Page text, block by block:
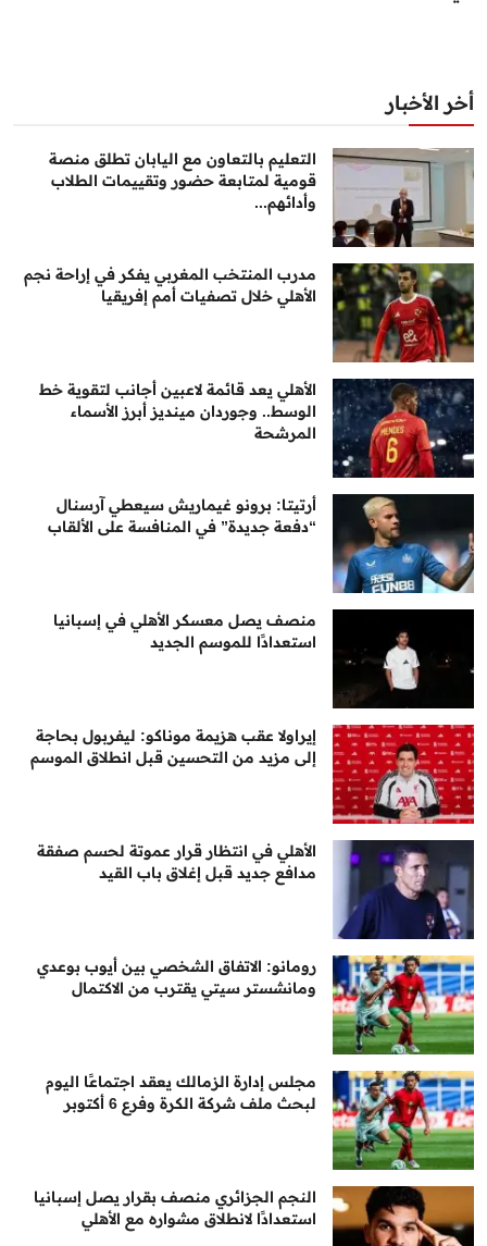
أخر الأخبار
التعليم بالتعاون مع اليابان تطلق منصة
قومية لمتابعة حضور وتقييمات الطلاب
وأدائهم...
مدرب المنتخب المغربي يفكر في إراحة نجم
الأهلي خلال تصفيات أمم إفريقيا
الأهلي يعد قائمة لاعبين أجانب لتقوية خط
الوسط.. وجوردان مينديز أبرز الأسماء
المرشحة
أرتيتا: برونو غيماريش سيعطي آرسنال
“دفعة جديدة” في المنافسة على الألقاب
منصف يصل معسكر الأهلي في إسبانيا
استعدادًا للموسم الجديد
إيراولا عقب هزيمة موناكو: ليفربول بحاجة
إلى مزيد من التحسين قبل انطلاق الموسم
الأهلي في انتظار قرار عموتة لحسم صفقة
مدافع جديد قبل إغلاق باب القيد
رومانو: الاتفاق الشخصي بين أيوب بوعدي
ومانشستر سيتي يقترب من الاكتمال
مجلس إدارة الزمالك يعقد اجتماعًا اليوم
لبحث ملف شركة الكرة وفرع 6 أكتوبر
النجم الجزائري منصف بقرار يصل إسبانيا
استعدادًا لانطلاق مشواره مع الأهلي